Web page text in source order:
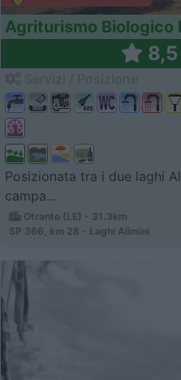
Agriturismo Biologico
8,5
Posizionata tra i due laghi
campa...
Otranto (LE) - 31.3km
SP 366, km 28 - Laghi Alimini